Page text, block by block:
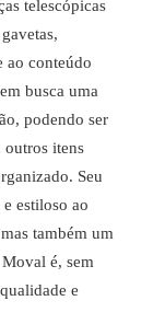
telescópicas
ao conteúdo
busca uma
podendo ser
outros itens
Seu
estiloso ao
também um
é, sem
e